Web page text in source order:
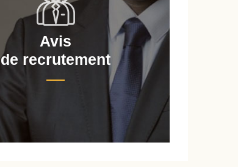
Avis
de recrutement